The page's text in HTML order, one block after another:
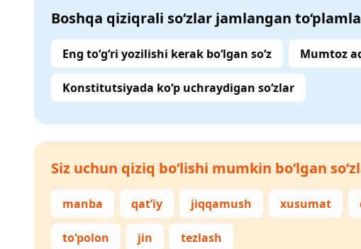
Boshqa qiziqrali so‘zlar jamlangan
Eng to‘g‘ri yozilishi kerak bo‘lgan so‘z Mumtoz
Konstitutsiyada ko‘p uchraydigan so‘zlar
Siz uchun qiziq bo‘lishi mumkin bo‘lgan
manba qat’iy jiqqamush xusumat
to‘polon jin tezlash